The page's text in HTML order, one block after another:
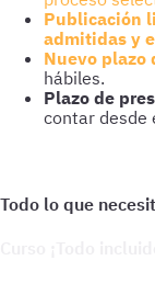
Publicación
admitidas y
Nuevo plazo
hábiles.
Plazo de
contar desde